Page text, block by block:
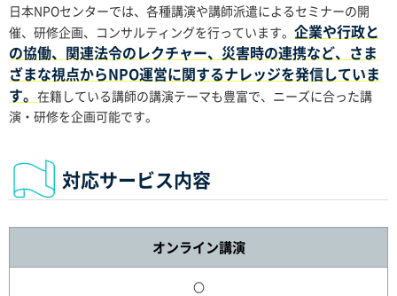
日本NPOセンターでは、各種講演や講師派遣によるセミナーの開
催、研修企画、コンサルティングを行っています。 企業や行政と
の協働、関連法令のレクチャー、災害時の連携など、さま
ざまな視点からNPO運営に関するナレッジを発信していま
す。 在籍している講師の講演テーマも豊富で、ニーズに合った講
演・研修を企画可能です。
対応サービス内容
オンライン講演
〇